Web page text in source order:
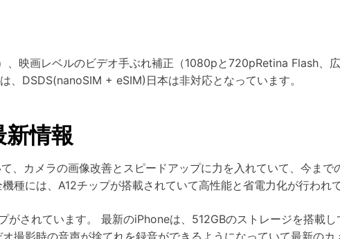
、映画レベルのビデオ手ぶれ補正（1080pと720pRetina Flash、
、DSDS(nanoSIM + eSIM)日本は非対応となっています。
情報
、カメラの画像改善とスピードアップに力を入れていて、今まで
種には、A12チップが搭載されていて高性能と省電力化が行われて
がされています。 最新のiPhoneは、512GBのストレージを搭載
撮影時の音声が捨てれを録音ができるようになっていて最新のカ